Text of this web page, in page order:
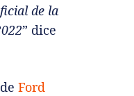
de la
” dice
Ford